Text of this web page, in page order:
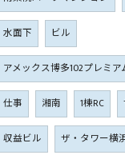
水面下 ビル
アメックス博多102プレミア
仕事 湘南 1棟RC
収益ビル ザ・タワー横